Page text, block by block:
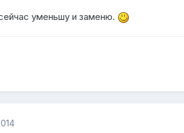
уменьшу и заменю.